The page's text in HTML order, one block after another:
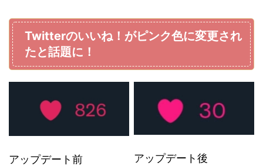
Twitterのいいね！がピンク色に変更され
たと話題に！
アップデート前 アップデート後